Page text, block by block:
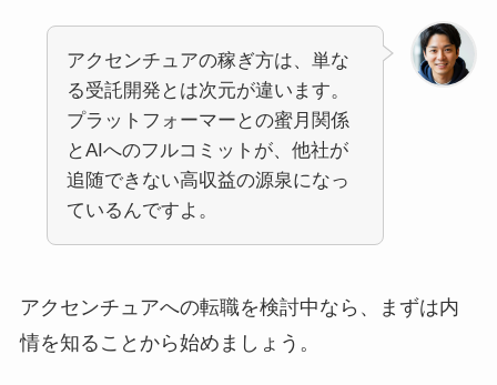
アクセンチュアの稼ぎ方は、単な
る受託開発とは次元が違います。
プラットフォーマーとの蜜月関係
とAIへのフルコミットが、他社が
追随できない高収益の源泉になっ
ているんですよ。
アクセンチュアへの転職を検討中なら、まずは内
情を知ることから始めましょう。